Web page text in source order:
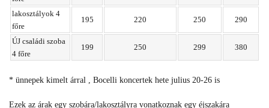
lakosztályok 4
főre
195 220 250 290
ÚJ családi szoba
4 főre
199 250 299 380
* ünnepek kimelt árral , Bocelli koncertek hete julius 20-26 is
Ezek az árak egy szobára/lakosztályra vonatkoznak egy éjszakára